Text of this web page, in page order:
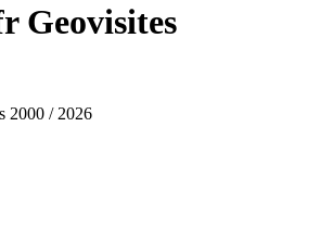
Geovisites
2000 / 2026